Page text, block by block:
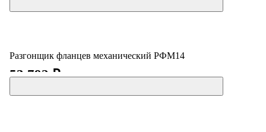
Разгонщик фланцев механический РФМ14
53 792 ₽